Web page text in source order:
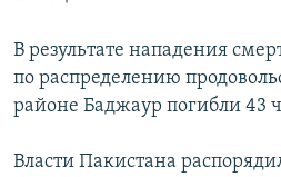
ПОДПИШИТЕСЬ НА РАССЫЛКУ
СОЦИАЛЬНЫЕ СЕТИ
В результате нападения
по распределению
районе Баджаур погибли 43
Власти Пакистана